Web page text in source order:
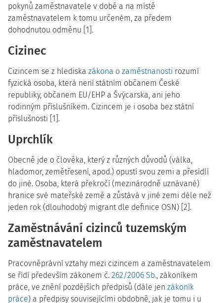
pokynů zaměstnavatele v době a na místě
zaměstnavatelem k tomu určeném, za předem
dohodnutou odměnu [1].
Cizinec
Cizincem se z hlediska zákona o zaměstnanosti rozumí
fyzická osoba, která není státním občanem České
republiky, občanem EU/EHP a Švýcarska, ani jeho
rodinným příslušníkem. Cizincem je i osoba bez státní
příslušnosti [1].
Uprchlík
Obecně jde o člověka, který z různých důvodů (válka,
hladomor, zemětřesení, apod.) opustí svou zemi a přesídlí
do jiné. Osoba, která překročí (mezinárodně uznávané)
hranice své mateřské země a zůstává v jiné zemi déle než
jeden rok (dlouhodobý migrant dle definice OSN) [2].
Zaměstnávání cizinců tuzemským
zaměstnavatelem
Pracovněprávní vztahy mezi cizincem a zaměstnavatelem
se řídí především zákonem č. 262/2006 Sb., zákoníkem
práce, ve znění pozdějších předpisů (dále jen zákoník
práce) a předpisy souvisejícími obdobně, jak je tomu i u